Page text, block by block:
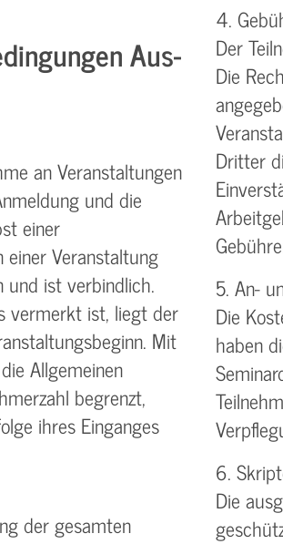
Aus-
an Veranstaltungen
und die
einer
einer Veranstaltung
ist verbindlich.
vermerkt ist, liegt der
Mit
Allgemeinen
begrenzt,
ihres Einganges
der gesamten
4.
Der
Die
Dritter
5. An-
Die
haben
6.
Die